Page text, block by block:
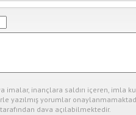
imalar, inançlara saldırı içeren, imla
yazılmış yorumlar
dava açılabilmektedir.